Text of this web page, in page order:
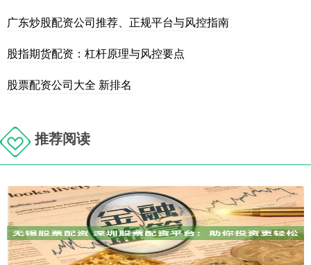
广东炒股配资公司推荐、正规平台与风控指南
股指期货配资：杠杆原理与风控要点
股票配资公司大全 新排名
推荐阅读